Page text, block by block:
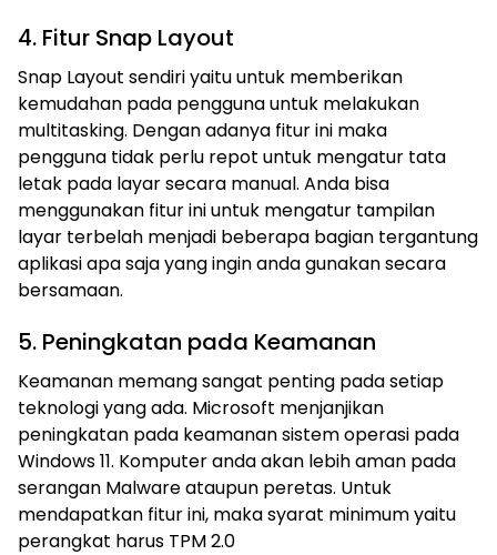
4. Fitur Snap Layout
Snap Layout sendiri yaitu untuk memberikan
kemudahan pada pengguna untuk melakukan
multitasking. Dengan adanya fitur ini maka
pengguna tidak perlu repot untuk mengatur tata
letak pada layar secara manual. Anda bisa
menggunakan fitur ini untuk mengatur tampilan
layar terbelah menjadi beberapa bagian tergantung
aplikasi apa saja yang ingin anda gunakan secara
bersamaan.
5. Peningkatan pada Keamanan
Keamanan memang sangat penting pada setiap
teknologi yang ada. Microsoft menjanjikan
peningkatan pada keamanan sistem operasi pada
Windows 11. Komputer anda akan lebih aman pada
serangan Malware ataupun peretas. Untuk
mendapatkan fitur ini, maka syarat minimum yaitu
perangkat harus TPM 2.0